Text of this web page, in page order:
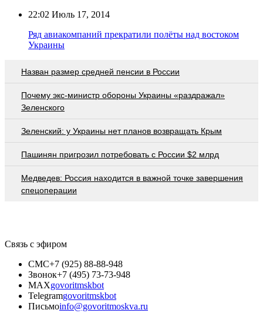
22:02 Июль 17, 2014
Ряд авиакомпаний прекратили полёты над востоком
Украины
Назван размер средней пенсии в России
Почему экс-министр обороны Украины «раздражал»
Зеленского
Зеленский: у Украины нет планов возвращать Крым
Пашинян пригрозил потребовать c России $2 млрд
Медведев: Россия находится в важной точке завершения
спецоперации
Связь с эфиром
СМС+7 (925) 88-88-948
Звонок+7 (495) 73-73-948
MAXgovoritmskbot
Telegramgovoritmskbot
Письмоinfo@govoritmoskva.ru